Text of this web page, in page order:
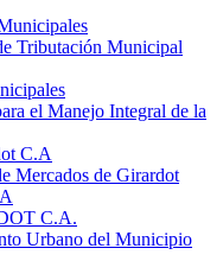
Tributación Municipal
el Manejo Integral de la
C.A
Mercados de Girardot
C.A.
Urbano del Municipio